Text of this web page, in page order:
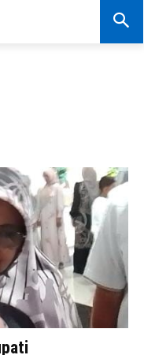
SEPUTAR JATIM
Portal Informasi Dan